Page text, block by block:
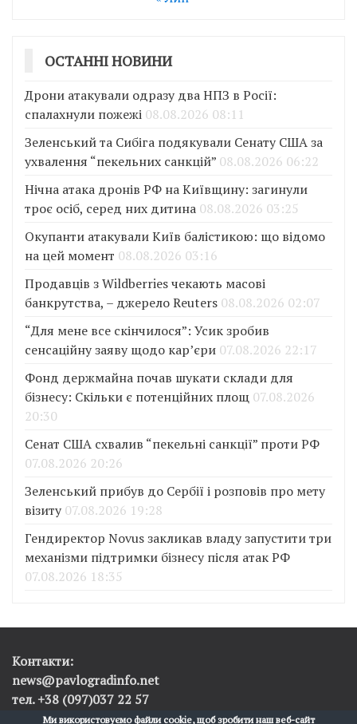
ОСТАННІ НОВИНИ
Дрони атакували одразу два НПЗ в Росії:
спалахнули пожежі 08.08.2026 08:11
Зеленський та Сибіга подякували Сенату США за
ухвалення “пекельних санкцій” 08.08.2026 06:22
Нічна атака дронів РФ на Київщину: загинули
троє осіб, серед них дитина 08.08.2026 03:25
Окупанти атакували Київ балістикою: що відомо
на цей момент 08.08.2026 03:16
Продавців з Wildberries чекають масові
банкрутства, – джерело Reuters 08.08.2026 02:07
“Для мене все скінчилося”: Усик зробив
сенсаційну заяву щодо кар’єри 07.08.2026 22:17
Фонд держмайна почав шукати склади для
бізнесу: Скільки є потенційних площ 07.08.2026
20:30
Сенат США схвалив “пекельні санкції” проти РФ
07.08.2026 20:26
Зеленський прибув до Сербії і розповів про мету
візиту 07.08.2026 19:28
Гендиректор Novus закликав владу запустити три
механізми підтримки бізнесу після атак РФ
07.08.2026 18:35
Контакти:
news@pavlogradinfo.net
тел. +38 (097)037 22 57
Ми використовуємо файли cookie, щоб зробити наш веб-сайт